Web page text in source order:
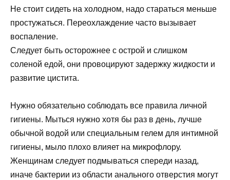
Не стоит сидеть на холодном, надо стараться меньше
простужаться. Переохлаждение часто вызывает
воспаление.
Следует быть осторожнее с острой и слишком
соленой едой, они провоцируют задержку жидкости и
развитие цистита.
Нужно обязательно соблюдать все правила личной
гигиены. Мыться нужно хотя бы раз в день, лучше
обычной водой или специальным гелем для интимной
гигиены, мыло плохо влияет на микрофлору.
Женщинам следует подмываться спереди назад,
иначе бактерии из области анального отверстия могут